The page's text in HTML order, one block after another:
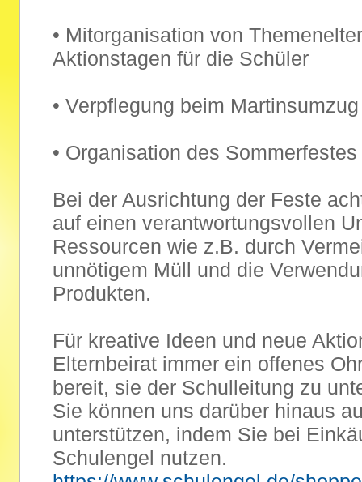
• Mitorganisation von
Aktionstagen für die Schüler
• Verpflegung beim Martinsumzug
• Organisation des
Bei der Ausrichtung der Feste
auf einen verantwortungsvollen
Ressourcen wie z.B. durch
unnötigem Müll und die
Produkten.
Für kreative Ideen und neue
Elternbeirat immer ein offenes
bereit, sie der Schulleitung zu
Sie können uns darüber hinaus
unterstützen, indem Sie bei
Schulengel nutzen.